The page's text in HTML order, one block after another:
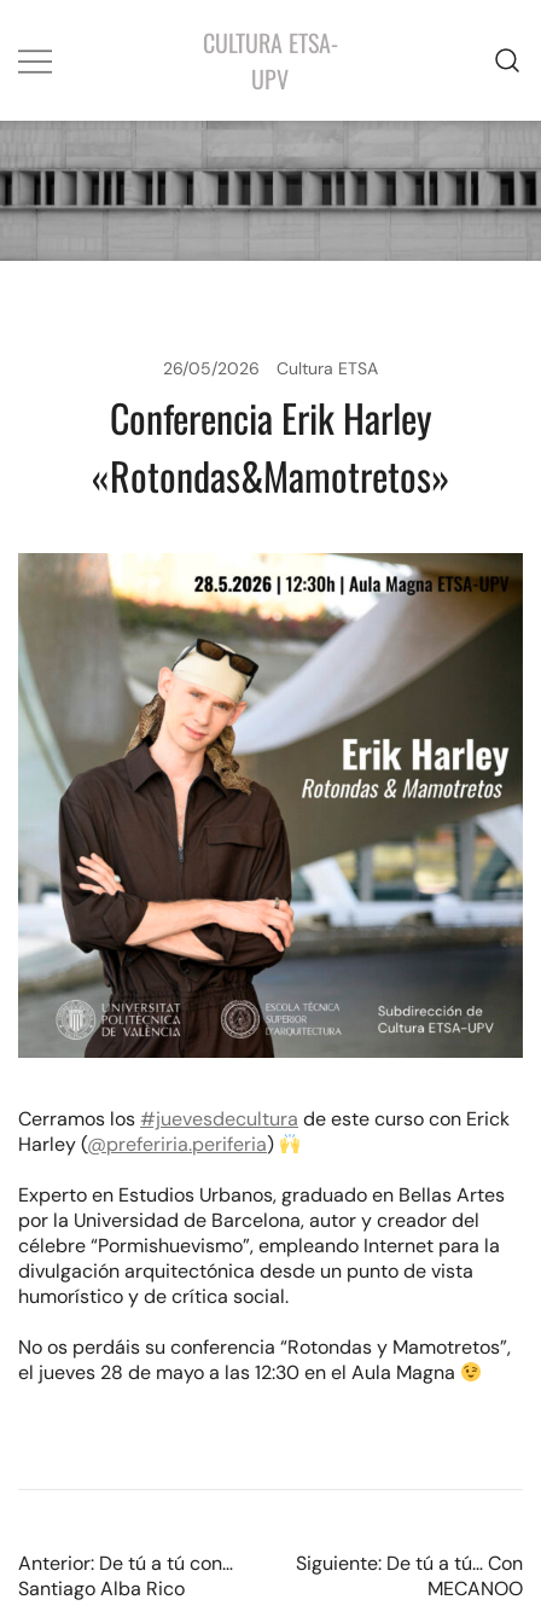
CULTURA ETSA-
UPV
26/05/2026 Cultura ETSA
Conferencia Erik Harley
«Rotondas&Mamotretos»
Cerramos los#juevesdecultura de este curso con Erick
Harley (@preferiria.periferia)
Experto en Estudios Urbanos, graduado en Bellas Artes
por la Universidad de Barcelona, autor y creador del
célebre “Pormishuevismo”, empleando Internet para la
divulgación arquitectónica desde un punto de vista
humorístico y de crítica social.
No os perdáis su conferencia “Rotondas y Mamotretos”,
el jueves 28 de mayo a las 12:30 en el Aula Magna
Anterior: De tú a tú con…
Santiago Alba Rico
Siguiente: De tú a tú… Con
MECANOO